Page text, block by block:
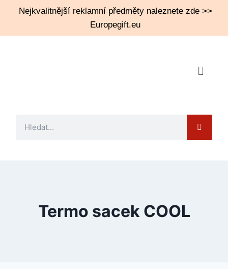
Nejkvalitnější reklamní předměty naleznete zde >>
Europegift.eu
Termo sacek COOL